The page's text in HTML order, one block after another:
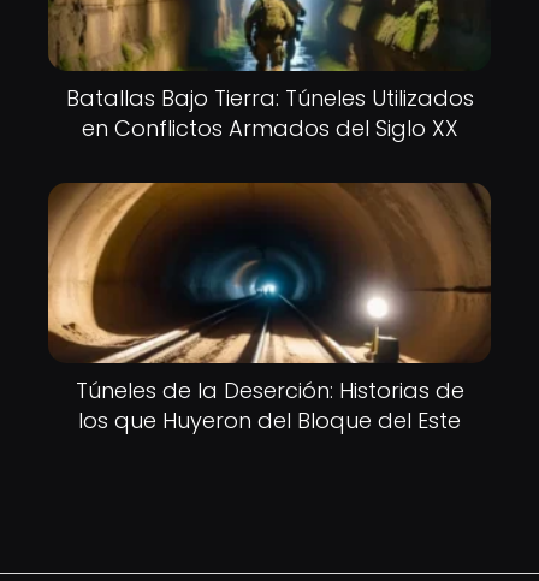
Batallas Bajo Tierra: Túneles Utilizados
en Conflictos Armados del Siglo XX
Túneles de la Deserción: Historias de
los que Huyeron del Bloque del Este